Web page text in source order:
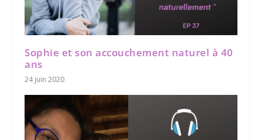
Sophie et son accouchement naturel à 40
ans
24 juin 2020